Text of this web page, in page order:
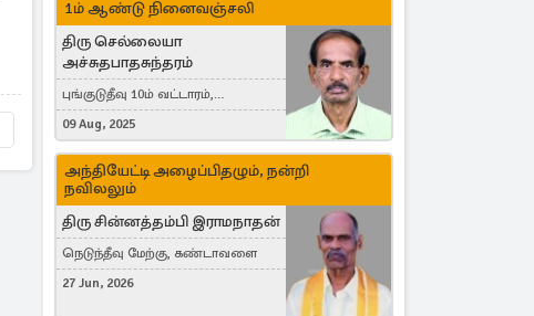
1ம் ஆண்டு நினைவஞ்சலி
திரு செல்லையா
அச்சுதபாதசுந்தரம்
புங்குடுதீவு 10ம் வட்டாரம்,
கொள்ளுப்பிட்டி
09 Aug, 2025
அந்தியேட்டி அழைப்பிதழும், நன்றி
நவிலலும்
திரு சின்னத்தம்பி இராமநாதன்
நெடுந்தீவு மேற்கு, கண்டாவளை
27 Jun, 2026